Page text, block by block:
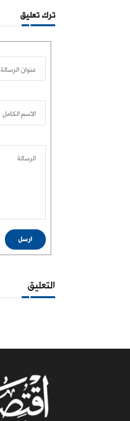
ترك تعليق
عنوان الرسالة
الاسم الكامل
الرسالة
ارسل
التعليق